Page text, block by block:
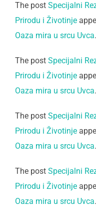
The post Specijalni
Prirodu i Životinje
Oaza mira u srcu Uvca.
The post Specijalni
Prirodu i Životinje
Oaza mira u srcu Uvca.
The post Specijalni
Prirodu i Životinje
Oaza mira u srcu Uvca.
The post Specijalni
Prirodu i Životinje
Oaza mira u srcu Uvca.